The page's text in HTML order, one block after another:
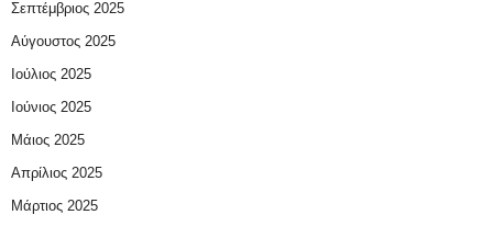
Σεπτέμβριος 2025
Αύγουστος 2025
Ιούλιος 2025
Ιούνιος 2025
Μάιος 2025
Απρίλιος 2025
Μάρτιος 2025